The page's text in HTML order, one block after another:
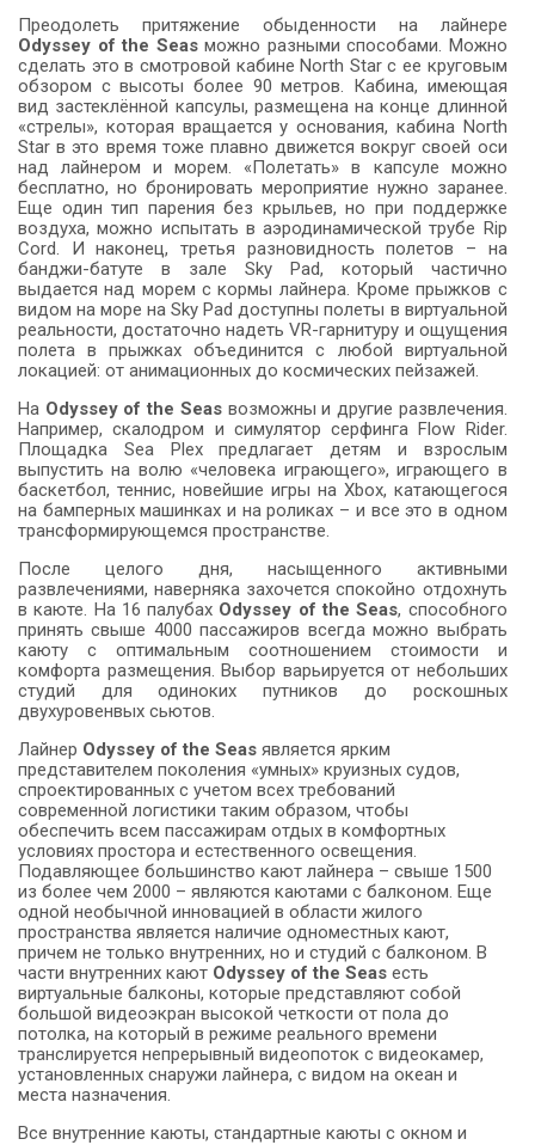
Преодолеть притяжение обыденности на лайнере
Odyssey of the Seasможно разными способами. Можно
сделать это в смотровой кабине North Star с ее круговым
обзором с высоты более 90 метров. Кабина, имеющая
вид застеклённой капсулы, размещена на конце длинной
«стрелы», которая вращается у основания, кабина North
Star в это время тоже плавно движется вокруг своей оси
над лайнером и морем. «Полетать» в капсуле можно
бесплатно, но бронировать мероприятие нужно заранее.
Еще один тип парения без крыльев, но при поддержке
воздуха, можно испытать в аэродинамической трубе Rip
Cord. И наконец, третья разновидность полетов – на
банджи-батуте в зале Sky Pad, который частично
выдается над морем с кормы лайнера. Кроме прыжков с
видом на море на Sky Pad доступны полеты в виртуальной
реальности, достаточно надеть VR-гарнитуру и ощущения
полета в прыжках объединится с любой виртуальной
локацией: от анимационных до космических пейзажей.
На Odyssey of the Seasвозможны и другие развлечения.
Например, скалодром и симулятор серфинга Flow Rider.
Площадка Sea Plex предлагает детям и взрослым
выпустить на волю «человека играющего», играющего в
баскетбол, теннис, новейшие игры на Xbox, катающегося
на бамперных машинках и на роликах – и все это в одном
трансформирующемся пространстве.
После целого дня, насыщенного активными
развлечениями, наверняка захочется спокойно отдохнуть
в каюте. На 16 палубах Odyssey of the Seas, способного
принять свыше 4000 пассажиров всегда можно выбрать
каюту с оптимальным соотношением стоимости и
комфорта размещения. Выбор варьируется от небольших
студий для одиноких путников до роскошных
двухуровенвых сьютов.
Лайнер Odyssey of the Seas является ярким
представителем поколения «умных» круизных судов,
спроектированных с учетом всех требований
современной логистики таким образом, чтобы
обеспечить всем пассажирам отдых в комфортных
условиях простора и естественного освещения.
Подавляющее большинство кают лайнера – свыше 1500
из более чем 2000 – являются каютами с балконом. Еще
одной необычной инновацией в области жилого
пространства является наличие одноместных кают,
причем не только внутренних, но и студий с балконом. В
части внутренних кают Odyssey of the Seas есть
виртуальные балконы, которые представляют собой
большой видеоэкран высокой четкости от пола до
потолка, на который в режиме реального времени
транслируется непрерывный видеопоток с видеокамер,
установленных снаружи лайнера, с видом на океан и
места назначения.
Все внутренние каюты, стандартные каюты с окном и